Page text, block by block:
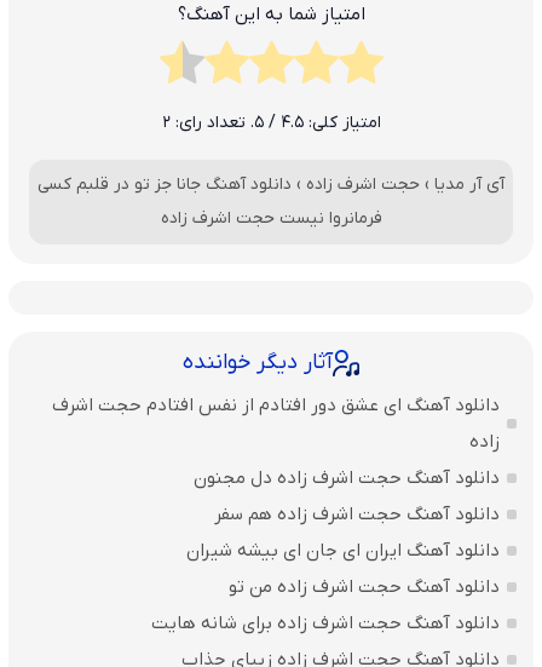
امتیاز شما به این آهنگ؟
امتیاز کلی:4.5 / 5. تعداد رای: 2
آی آر مدیا › حجت اشرف زاده › دانلود آهنگ جانا جز تو در قلبم کسی
فرمانروا نیست حجت اشرف زاده
آثار دیگر خواننده
دانلود آهنگ ای عشق دور افتادم از نفس افتادم حجت اشرف
زاده
دانلود آهنگ حجت اشرف زاده دل مجنون
دانلود آهنگ حجت اشرف زاده هم سفر
دانلود آهنگ ایران ای جان ای بیشه شیران
دانلود آهنگ حجت اشرف زاده من تو
دانلود آهنگ حجت اشرف زاده برای شانه هایت
دانلود آهنگ حجت اشرف زاده زیبای جذاب